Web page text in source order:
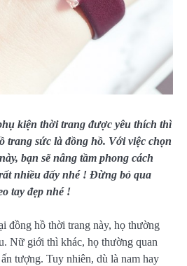
kiện thời trang được yêu thích thì
trang sức là đồng hồ. Với việc chọn
bạn sẽ nâng tầm phong cách
nhiều đấy nhé ! Đừng bỏ qua
tay đẹp nhé !
đồng hồ thời trang này, họ thường
Nữ giới thì khác, họ thường quan
tượng. Tuy nhiên, dù là nam hay